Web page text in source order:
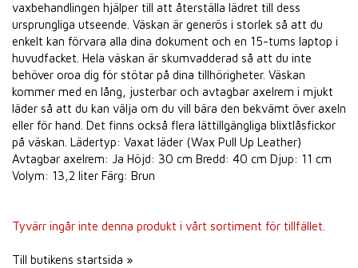
vaxbehandlingen hjälper till att återställa lädret till dess
ursprungliga utseende. Väskan är generös i storlek så att du
enkelt kan förvara alla dina dokument och en 15-tums laptop i
huvudfacket. Hela väskan är skumvadderad så att du inte
behöver oroa dig för stötar på dina tillhörigheter. Väskan
kommer med en lång, justerbar och avtagbar axelrem i mjukt
läder så att du kan välja om du vill bära den bekvämt över axeln
eller för hand. Det finns också flera lättillgängliga blixtlåsfickor
på väskan. Lädertyp: Vaxat läder (Wax Pull Up Leather)
Avtagbar axelrem: Ja Höjd: 30 cm Bredd: 40 cm Djup: 11 cm
Volym: 13,2 liter Färg: Brun
Tyvärr ingår inte denna produkt i vårt sortiment för tillfället.
Till butikens startsida »